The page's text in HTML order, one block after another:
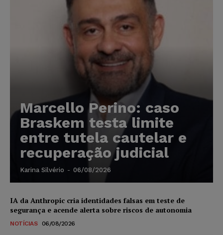
Marcello Perino: caso
Braskem testa limite
entre tutela cautelar e
recuperação judicial
Karina Silvério - 06/08/2026
IA da Anthropic cria identidades falsas em teste de
segurança e acende alerta sobre riscos de autonomia
NOTÍCIAS 06/08/2026